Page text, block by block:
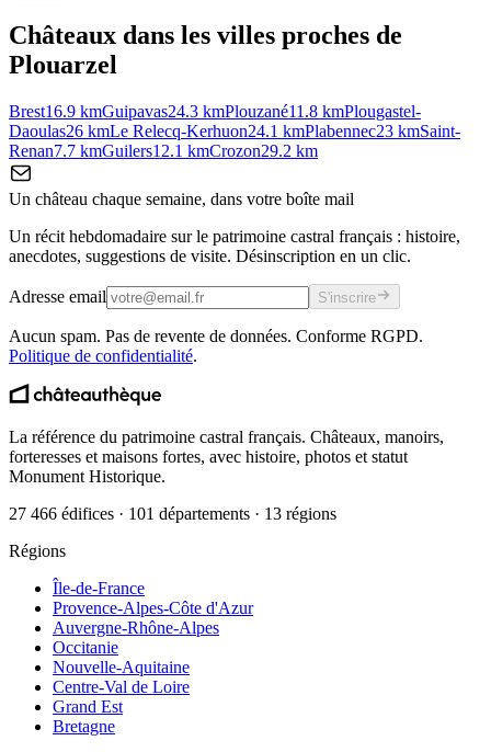
Châteaux dans les villes proches de
Plouarzel
Brest16.9 kmGuipavas24.3 kmPlouzané11.8 kmPlougastel-
Daoulas26 kmLe Relecq-Kerhuon24.1 kmPlabennec23 kmSaint-
Renan7.7 kmGuilers12.1 kmCrozon29.2 km
Un château chaque semaine, dans votre boîte mail
Un récit hebdomadaire sur le patrimoine castral français : histoire,
anecdotes, suggestions de visite. Désinscription en un clic.
Adresse email S'inscrire
Aucun spam. Pas de revente de données. Conforme RGPD.
Politique de confidentialité.
La référence du patrimoine castral français. Châteaux, manoirs,
forteresses et maisons fortes, avec histoire, photos et statut
Monument Historique.
27 466 édifices · 101 départements · 13 régions
Régions
Île-de-France
Provence-Alpes-Côte d'Azur
Auvergne-Rhône-Alpes
Occitanie
Nouvelle-Aquitaine
Centre-Val de Loire
Grand Est
Bretagne